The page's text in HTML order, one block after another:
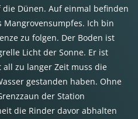
Dünen. Auf einmal befinden
Ich bin
zu folgen. Der Boden ist
Licht der Sonne. Er ist
zu langer Zeit muss die
gestanden haben. Ohne
der Station
die Rinder davor abhalten